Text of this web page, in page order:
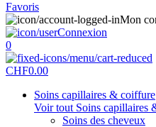
Favoris
Mon
Connexion
0
CHF0.00
Soins capillaires & coiffure
Voir tout Soins capillaires
Soins des cheveux